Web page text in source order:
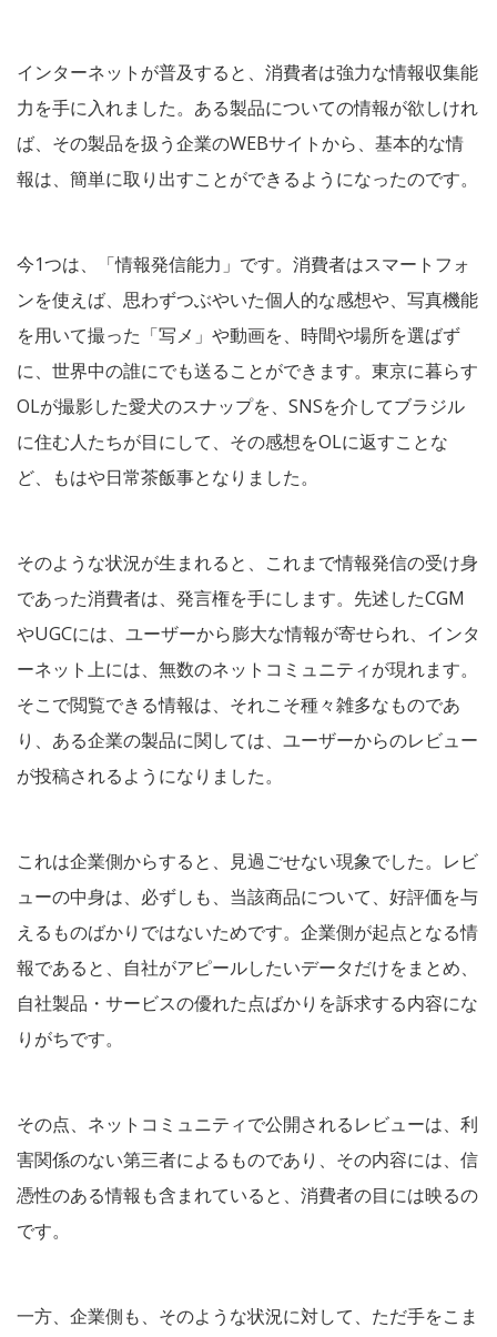
インターネットが普及すると、消費者は強力な情報収集能
力を手に入れました。ある製品についての情報が欲しけれ
ば、その製品を扱う企業のWEBサイトから、基本的な情
報は、簡単に取り出すことができるようになったのです。
今1つは、「情報発信能力」です。消費者はスマートフォ
ンを使えば、思わずつぶやいた個人的な感想や、写真機能
を用いて撮った「写メ」や動画を、時間や場所を選ばず
に、世界中の誰にでも送ることができます。東京に暮らす
OLが撮影した愛犬のスナップを、SNSを介してブラジル
に住む人たちが目にして、その感想をOLに返すことな
ど、もはや日常茶飯事となりました。
そのような状況が生まれると、これまで情報発信の受け身
であった消費者は、発言権を手にします。先述したCGM
やUGCには、ユーザーから膨大な情報が寄せられ、インタ
ーネット上には、無数のネットコミュニティが現れます。
そこで閲覧できる情報は、それこそ種々雑多なものであ
り、ある企業の製品に関しては、ユーザーからのレビュー
が投稿されるようになりました。
これは企業側からすると、見過ごせない現象でした。レビ
ューの中身は、必ずしも、当該商品について、好評価を与
えるものばかりではないためです。企業側が起点となる情
報であると、自社がアピールしたいデータだけをまとめ、
自社製品・サービスの優れた点ばかりを訴求する内容にな
りがちです。
その点、ネットコミュニティで公開されるレビューは、利
害関係のない第三者によるものであり、その内容には、信
憑性のある情報も含まれていると、消費者の目には映るの
です。
一方、企業側も、そのような状況に対して、ただ手をこま